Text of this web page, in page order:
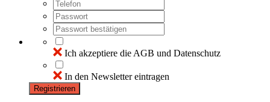
Ich akzeptiere die AGB und Datenschutz
In den Newsletter eintragen
Registrieren